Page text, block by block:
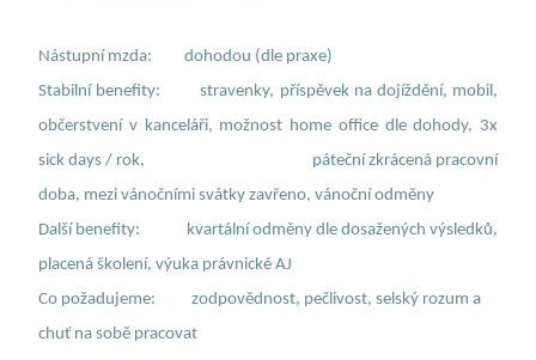
Nástupní mzda: dohodou (dle praxe)
Stabilní benefity: stravenky, příspěvek na dojíždění, mobil,
občerstvení v kanceláři, možnost home office dle dohody, 3x
sick days / rok, páteční zkrácená pracovní
doba, mezi vánočními svátky zavřeno, vánoční odměny
Další benefity: kvartální odměny dle dosažených výsledků,
placená školení, výuka právnické AJ
Co požadujeme: zodpovědnost, pečlivost, selský rozum a
chuť na sobě pracovat